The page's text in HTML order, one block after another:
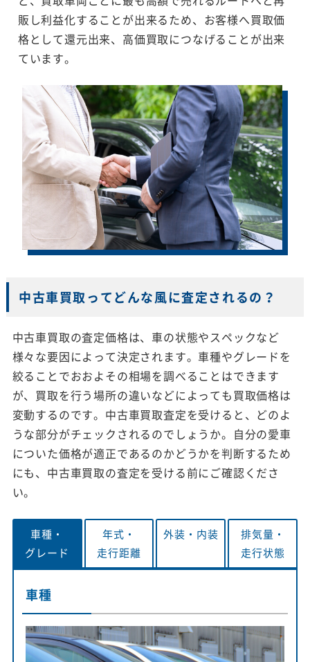
販し利益化することが出来るため、お客様へ買取価
格として還元出来、高価買取につなげることが出来
ています。
中古車買取ってどんな風に査定されるの？
中古車買取の査定価格は、車の状態やスペックなど
様々な要因によって決定されます。車種やグレードを
絞ることでおおよその相場を調べることはできます
が、買取を行う場所の違いなどによっても買取価格は
変動するのです。中古車買取査定を受けると、どのよ
うな部分がチェックされるのでしょうか。自分の愛車
についた価格が適正であるのかどうかを判断するため
にも、中古車買取の査定を受ける前にご確認くださ
い。
車種・
グレード
年式・
走行距離
外装・ 内装
排気量・
走行状態
車種